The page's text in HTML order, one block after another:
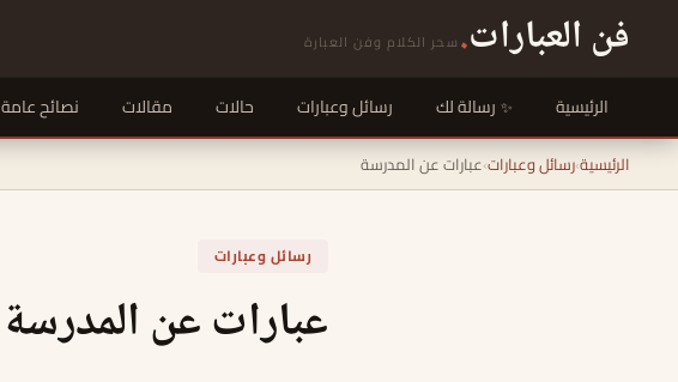
فن العبارات. سحر الكلام وفن العبارة
الرئيسية رسالة لك رسائل وعبارات حالات مقالات نصائح عامة
الرئيسية›رسائل وعبارات›عبارات عن المدرسة
رسائل وعبارات
عبارات عن المدرسة